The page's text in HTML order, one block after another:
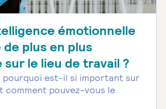
émotionnelle
plus en plus
sur le lieu de travail ?
pourquoi est-il si important sur
comment pouvez-vous le